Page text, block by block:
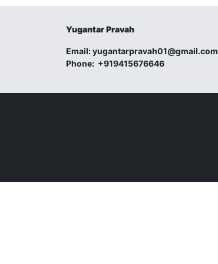
Yugantar Pravah
Email:yugantarpravah01@gmail.com
Phone: +919415676646